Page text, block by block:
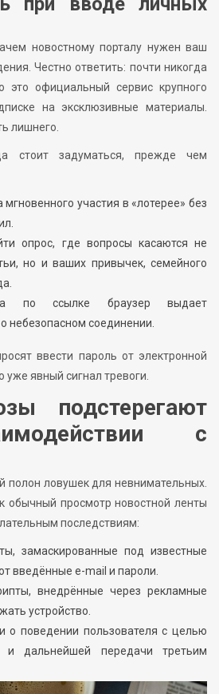
новостному порталу нужен ваш
Честно ответить: почти никогда
официальный сервис крупного
на эксклюзивные материалы.
лишнего.
стоит задуматься, прежде чем
участия в «лотерее» без
опрос, где вопросы касаются не
но и ваших привычек, семейного
по ссылке браузер выдает
небезопасном соединении.
ввести пароль от электронной
уже явный сигнал тревоги.
подстерегают
с
полон ловушек для невнимательных.
обычный просмотр новостной ленты
последствиям:
замаскированные под известные
введённые e-mail и пароли.
внедрённые через рекламные
устройство.
о поведении пользователя с целью
и дальнейшей передачи третьим